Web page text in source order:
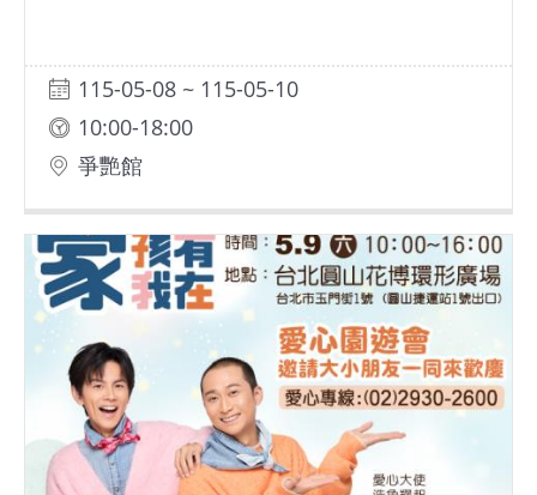
115-05-08 ~ 115-05-10
10:00-18:00
爭艷館